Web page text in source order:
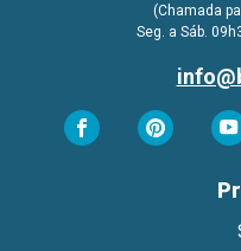
(Chamada
Seg. a Sáb.